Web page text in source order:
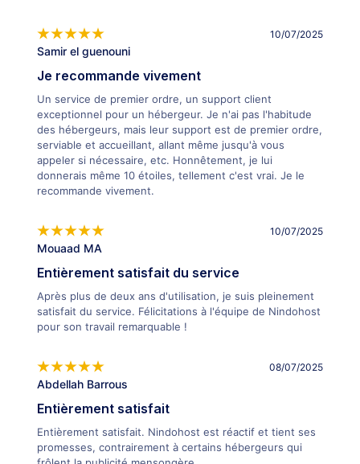
Samir el guenouni
10/07/2025
Je recommande vivement
Un service de premier ordre, un support client
exceptionnel pour un hébergeur. Je n'ai pas l'habitude
des hébergeurs, mais leur support est de premier ordre,
serviable et accueillant, allant même jusqu'à vous
appeler si nécessaire, etc. Honnêtement, je lui
donnerais même 10 étoiles, tellement c'est vrai. Je le
recommande vivement.
Mouaad MA
10/07/2025
Entièrement satisfait du service
Après plus de deux ans d'utilisation, je suis pleinement
satisfait du service. Félicitations à l'équipe de Nindohost
pour son travail remarquable !
Abdellah Barrous
08/07/2025
Entièrement satisfait
Entièrement satisfait. Nindohost est réactif et tient ses
promesses, contrairement à certains hébergeurs qui